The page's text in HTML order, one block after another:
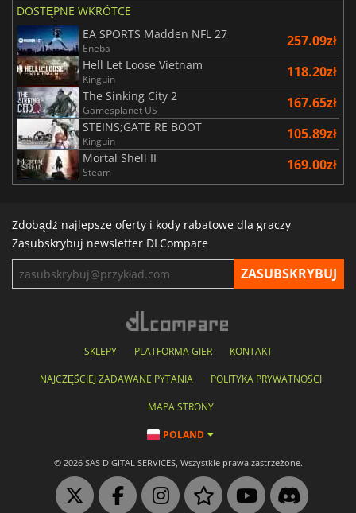
DOSTĘPNE WKRÓTCE
EA SPORTS Madden NFL 27
Eneba 257.09zł
Hell Let Loose Vietnam
Kinguin 118.20zł
The Sinking City 2
Gamesplanet US 167.65zł
STEINS;GATE RE BOOT
Kinguin 105.89zł
Mortal Shell II
Steam 169.00zł
Zdobądź najlepsze oferty i kody rabatowe dla graczy
Zasubskrybuj newsletter DLCompare
SKLEPY PLATFORMA GIER KONTAKT
NAJCZĘŚCIEJ ZADAWANE PYTANIA POLITYKA PRYWATNOŚCI
MAPA STRONY
POLAND
© 2026 SAS DIGITAL SERVICES, Wszystkie prawa zastrzeżone.